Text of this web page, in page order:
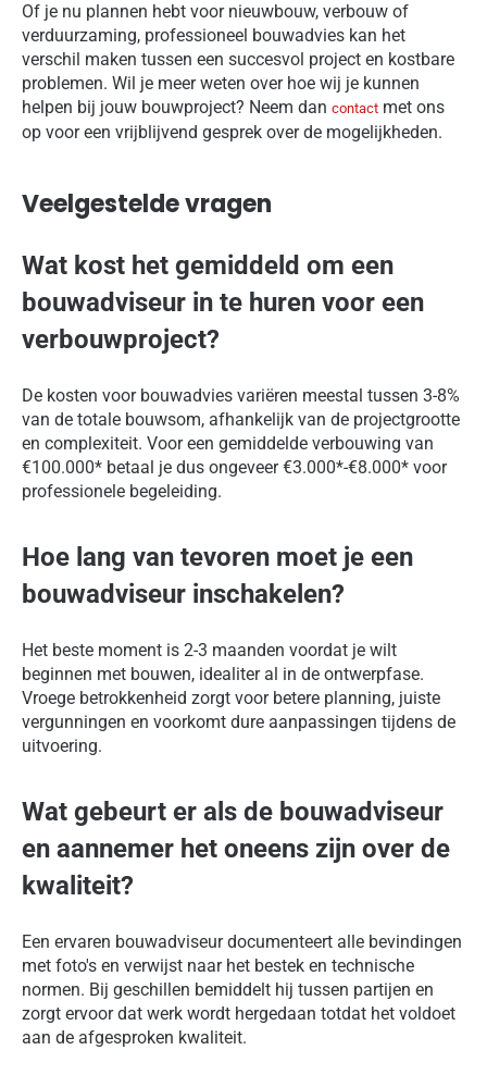
Of je nu plannen hebt voor nieuwbouw, verbouw of
verduurzaming, professioneel bouwadvies kan het
verschil maken tussen een succesvol project en kostbare
problemen. Wil je meer weten over hoe wij je kunnen
helpen bij jouw bouwproject? Neem dan contact met ons
op voor een vrijblijvend gesprek over de mogelijkheden.
Veelgestelde vragen
Wat kost het gemiddeld om een
bouwadviseur in te huren voor een
verbouwproject?
De kosten voor bouwadvies variëren meestal tussen 3-8%
van de totale bouwsom, afhankelijk van de projectgrootte
en complexiteit. Voor een gemiddelde verbouwing van
€100.000* betaal je dus ongeveer €3.000*-€8.000* voor
professionele begeleiding.
Hoe lang van tevoren moet je een
bouwadviseur inschakelen?
Het beste moment is 2-3 maanden voordat je wilt
beginnen met bouwen, idealiter al in de ontwerpfase.
Vroege betrokkenheid zorgt voor betere planning, juiste
vergunningen en voorkomt dure aanpassingen tijdens de
uitvoering.
Wat gebeurt er als de bouwadviseur
en aannemer het oneens zijn over de
kwaliteit?
Een ervaren bouwadviseur documenteert alle bevindingen
met foto's en verwijst naar het bestek en technische
normen. Bij geschillen bemiddelt hij tussen partijen en
zorgt ervoor dat werk wordt hergedaan totdat het voldoet
aan de afgesproken kwaliteit.